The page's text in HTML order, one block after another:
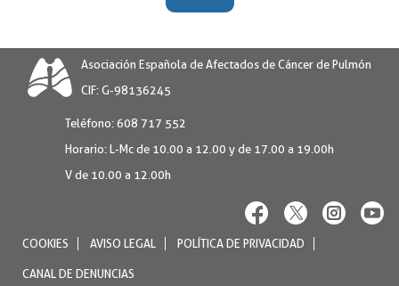
Asociación Española de Afectados de Cáncer de Pulmón
CIF: G-98136245
Teléfono: 608 717 552
Horario: L-Mc de 10.00 a 12.00 y de 17.00 a 19.00h
V de 10.00 a 12.00h
COOKIES AVISO LEGAL POLÍTICA DE PRIVACIDAD
CANAL DE DENUNCIAS